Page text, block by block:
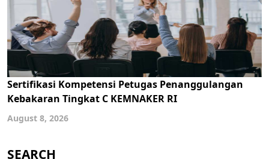
Sertifikasi Kompetensi Petugas Penanggulangan
Kebakaran Tingkat C KEMNAKER RI
August 8, 2026